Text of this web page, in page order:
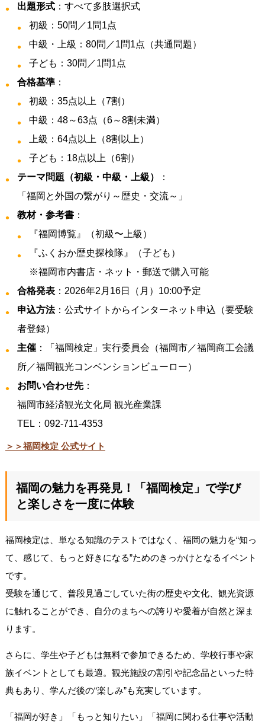
出題形式：すべて多肢選択式
初級：50問／1問1点
中級・上級：80問／1問1点（共通問題）
子ども：30問／1問1点
合格基準：
初級：35点以上（7割）
中級：48～63点（6～8割未満）
上級：64点以上（8割以上）
子ども：18点以上（6割）
テーマ問題（初級・中級・上級）
：
「福岡と外国の繋がり～歴史・交流～」
教材・参考書：
『福岡博覧』（初級〜上級）
『ふくおか歴史探検隊』（子ども）
※福岡市内書店・ネット・郵送で購入可能
合格発表：2026年2月16日（月）10:00予定
申込方法：公式サイトからインターネット申込（要受験
者登録）
主催：「福岡検定」実行委員会（福岡市／福岡商工会議
所／福岡観光コンベンションビューロー）
お問い合わせ先：
福岡市経済観光文化局 観光産業課
TEL：092-711-4353
＞＞福岡検定 公式サイト
福岡の魅力を再発見！「福岡検定」で学び
と楽しさを一度に体験
福岡検定は、単なる知識のテストではなく、福岡の魅力を“知っ
て、感じて、もっと好きになる”ためのきっかけとなるイベント
です。
受験を通じて、普段見過ごしていた街の歴史や文化、観光資源
に触れることができ、自分のまちへの誇りや愛着が自然と深ま
ります。
さらに、学生や子どもは無料で参加できるため、学校行事や家
族イベントとしても最適。観光施設の割引や記念品といった特
典もあり、学んだ後の“楽しみ”も充実しています。
「福岡が好き」「もっと知りたい」「福岡に関わる仕事や活動